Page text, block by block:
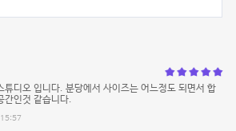
튜디오 입니다. 분당에서 사이즈는 어느정도 되면서 합
간인것 같습니다.